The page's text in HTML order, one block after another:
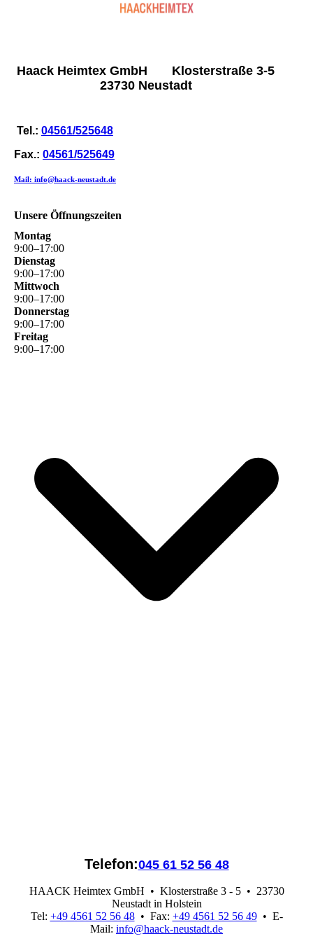
Haack Heimtex GmbH Klosterstraße 3-5
23730 Neustadt
Tel.: 04561/525648
Fax.: 04561/525649
Mail: info@haack-neustadt.de
Unsere Öffnungszeiten
Montag
9:00–17:00
Dienstag
9:00–17:00
Mittwoch
9:00–17:00
Donnerstag
9:00–17:00
Freitag
9:00–17:00
Telefon:045 61 52 56 48
HAACK Heimtex GmbH • Klosterstraße 3 - 5 • 23730
Neustadt in Holstein
Tel: +49 4561 52 56 48• Fax: +49 4561 52 56 49• E-
Mail: info@haack-neustadt.de